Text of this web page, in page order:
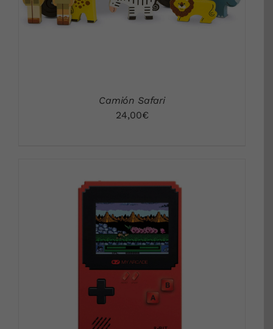
Camión Safari
24,00€
DETALLES